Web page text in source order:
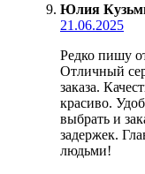
Юлия
21.06.2025
Редко пишу
Отличный
заказа.
красиво.
выбрать и
задержек.
людьми!